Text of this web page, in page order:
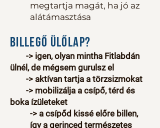
megtartja magát, ha jó az
alátámasztása
Billegő ülőlap?
-> igen, olyan mintha Fitlabdán
ülnél, de mégsem gurulsz el
-> aktívan tartja a törzsizmokat
-> mobilizálja a csípő, térd és
boka ízületeket
-> a csípőd kissé előre billen,
így a gerinced természetes